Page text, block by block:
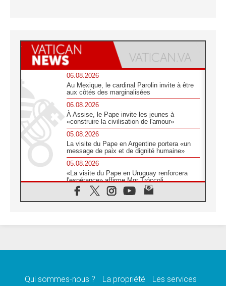
06.08.2026
Au Mexique, le cardinal Parolin invite à être
aux côtés des marginalisées
06.08.2026
À Assise, le Pape invite les jeunes à
«construire la civilisation de l'amour»
05.08.2026
La visite du Pape en Argentine portera «un
message de paix et de dignité humaine»
05.08.2026
«La visite du Pape en Uruguay renforcera
l'espérance» affirme Mgr Tróccoli
05.08.2026
Le nonce en Ukraine: «Il est inquiétant
05.08.2026
Addis-Abeba
Qui sommes-nous ? La propriété Les services